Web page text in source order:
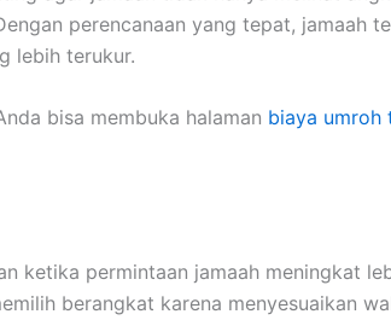
perencanaan yang tepat, jamaah
lebih terukur.
bisa membuka halaman biaya umroh
ketika permintaan jamaah meningkat
berangkat karena menyesuaikan